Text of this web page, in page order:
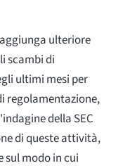
ulteriore
scambi di
ultimi mesi per
regolamentazione,
della SEC
di queste attività,
modo in cui